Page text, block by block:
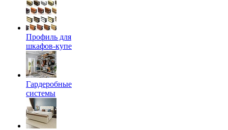
Профиль для
шкафов-купе
Гардеробные
системы